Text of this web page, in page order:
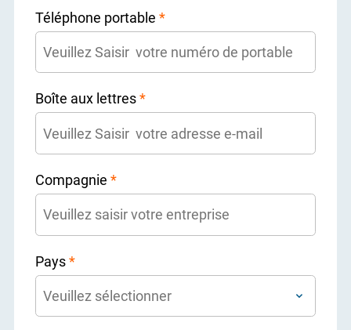
Téléphone portable *
Boîte aux lettres*
Compagnie *
Pays*